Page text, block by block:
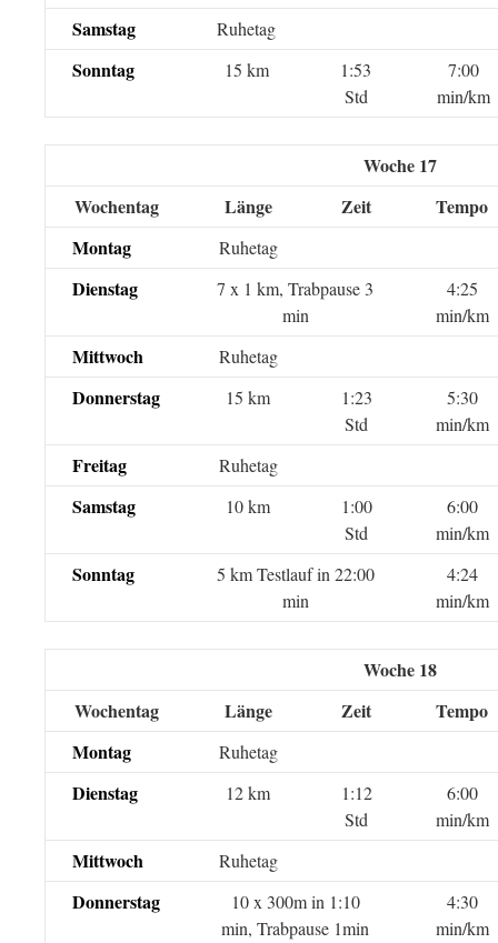
Samstag Ruhetag
Sonntag 15 km
1:53
Std
7:00
min/km
Woche 17
Wochentag
Länge Zeit
Tempo
Montag
Ruhetag
Dienstag
7 x 1 km, Trabpause 3
min
4:25
min/km
Mittwoch Ruhetag
Donnerstag 15 km
1:23
Std
5:30
min/km
Freitag Ruhetag
Samstag 10 km
1:00
Std
6:00
min/km
Sonntag
5 km Testlauf in 22:00
min
4:24
min/km
Woche 18
Wochentag
Länge Zeit
Tempo
Montag
Ruhetag
Dienstag 12 km
1:12
Std
6:00
min/km
Mittwoch Ruhetag
Donnerstag
10 x 300m in 1:10
min, Trabpause 1min
4:30
min/km